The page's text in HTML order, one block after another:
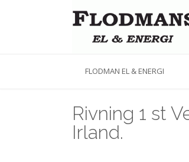
FLODMAN EL & ENERGI
Rivning 1 st
Irland.